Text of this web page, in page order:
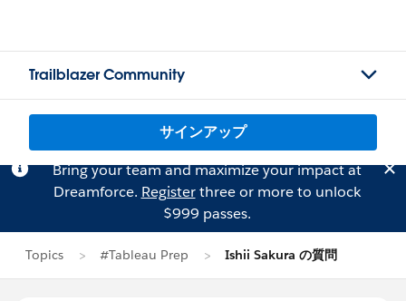
Trailblazer Community
サインアップ
Bring your team and maximize your impact at
Dreamforce. Registerthree or more to unlock
$999 passes.
Topics #Tableau Prep Ishii Sakura の質問